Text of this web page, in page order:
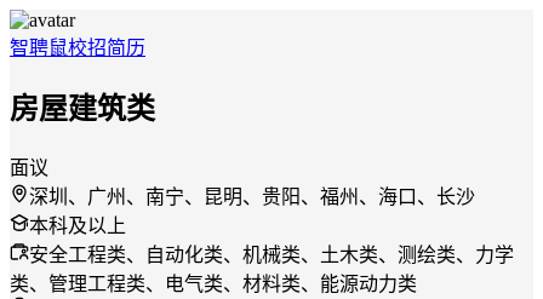
智聘鼠校招简历
房屋建筑类
面议
深圳、广州、南宁、昆明、贵阳、福州、海口、长沙
本科及以上
安全工程类、自动化类、机械类、土木类、测绘类、力学
类、管理工程类、电气类、材料类、能源动力类